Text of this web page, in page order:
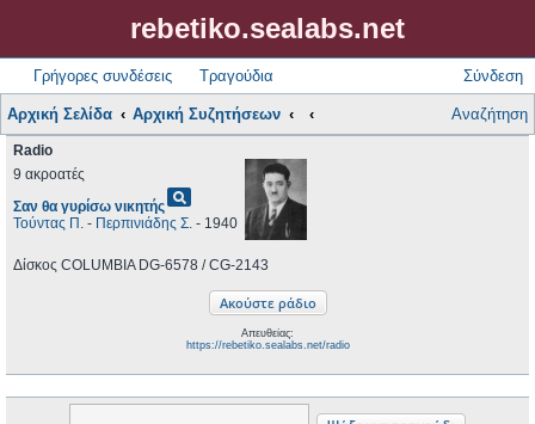
rebetiko.sealabs.net
Γρήγορες συνδέσεις Τραγούδια Σύνδεση
Αρχική Σελίδα Αρχική Συζητήσεων Αναζήτηση
Radio
9 ακροατές
Σαν θα γυρίσω νικητήςpageview
Τούντας Π. - Περπινιάδης Σ. - 1940
Δίσκος COLUMBIA DG-6578 / CG-2143
Απευθείας:
https://rebetiko.sealabs.net/radio